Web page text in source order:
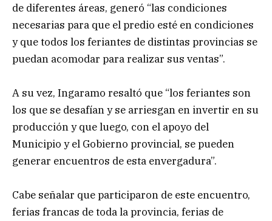
de diferentes áreas, generó “las condiciones
necesarias para que el predio esté en condiciones
y que todos los feriantes de distintas provincias se
puedan acomodar para realizar sus ventas”.
A su vez, Ingaramo resaltó que “los feriantes son
los que se desafían y se arriesgan en invertir en su
producción y que luego, con el apoyo del
Municipio y el Gobierno provincial, se pueden
generar encuentros de esta envergadura”.
Cabe señalar que participaron de este encuentro,
ferias francas de toda la provincia, ferias de